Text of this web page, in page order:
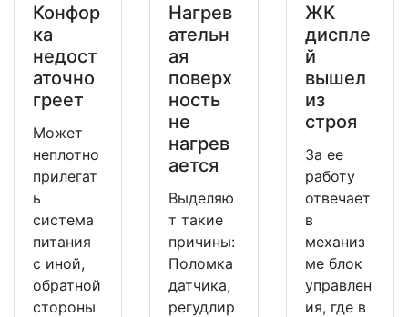
Конфор
ка
недост
аточно
греет
Может
неплотно
прилегат
ь
система
питания
с иной,
обратной
стороны
Нагрев
ательн
ая
поверх
ность
не
нагрев
ается
Выделяю
т такие
причины:
Поломка
датчика,
регудлир
ЖК
диспле
й
вышел
из
строя
За ее
работу
отвечает
в
механиз
ме блок
управлен
ия, где в